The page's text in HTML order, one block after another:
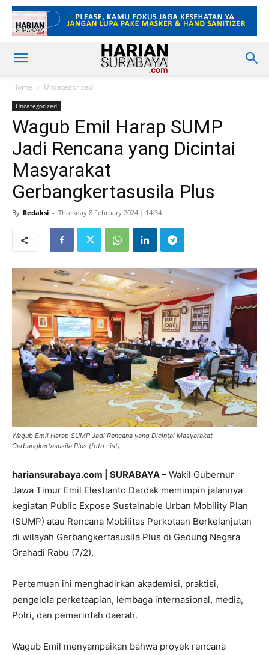
Home Uncategorized
Uncategorized
Wagub Emil Harap SUMP
Jadi Rencana yang Dicintai
Masyarakat
Gerbangkertasusila Plus
By Redaksi - Thursday 8 February 2024 | 14:34
Wagub Emil Harap SUMP Jadi Rencana yang Dicintai Masyarakat
Gerbangkertasusila Plus (foto : ist)
hariansurabaya.com | SURABAYA – Wakil Gubernur
Jawa Timur Emil Elestianto Dardak memimpin jalannya
kegiatan Public Expose Sustainable Urban Mobility Plan
(SUMP) atau Rencana Mobilitas Perkotaan Berkelanjutan
di wilayah Gerbangkertasusila Plus di Gedung Negara
Grahadi Rabu (7/2).
Pertemuan ini menghadirkan akademisi, praktisi,
pengelola perketaapian, lembaga internasional, media,
Polri, dan pemerintah daerah.
Wagub Emil menyampaikan bahwa proyek rencana